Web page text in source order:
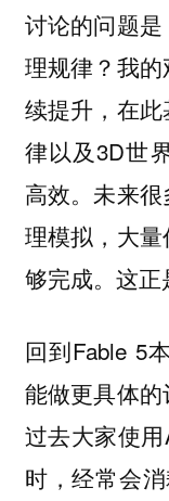
讨论的问题
理规律？我
续提升，在
律以及3D世
高效。未来
理模拟，大
够完成。这正
回到Fable 5
能做更具体的
过去大家使
时，经常会